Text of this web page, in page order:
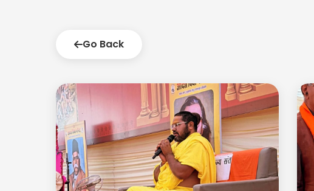
Go Back